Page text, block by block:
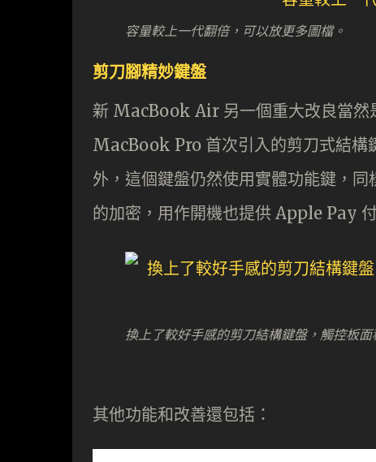
容量較上一代翻倍，可以放更多圖檔。
剪刀腳精妙鍵盤
新 MacBook Air 另一個重大改良當然
MacBook Pro 首次引入的剪刀式結構
外，這個鍵盤仍然使用實體功能鍵，
的加密，用作開機也提供 Apple Pay
換上了較好手感的剪刀結構鍵盤，觸控板
其他功能和改善還包括：